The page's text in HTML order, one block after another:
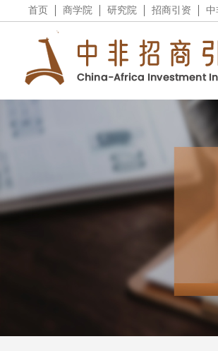
首页 商学院 研究院 招商引资 中